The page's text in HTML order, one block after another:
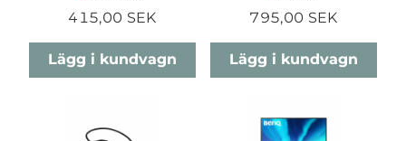
415,00 SEK
Lägg i kundvagn
795,00 SEK
Lägg i kundvagn